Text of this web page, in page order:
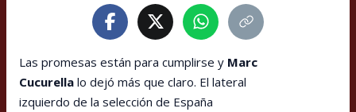
Las promesas están para cumplirse y Marc
Cucurella lo dejó más que claro. El lateral
izquierdo de la selección de España